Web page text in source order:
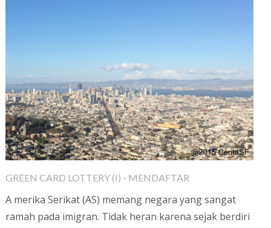
GREEN CARD LOTTERY (I) - MENDAFTAR
A merika Serikat (AS) memang negara yang sangat
ramah pada imigran. Tidak heran karena sejak berdiri